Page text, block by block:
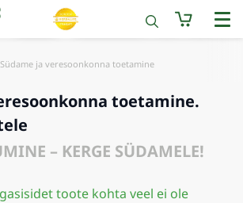
Südame ja veresoonkonna toetamine
toetamine.
– KERGE SÜDAMELE!
toote kohta veel ei ole